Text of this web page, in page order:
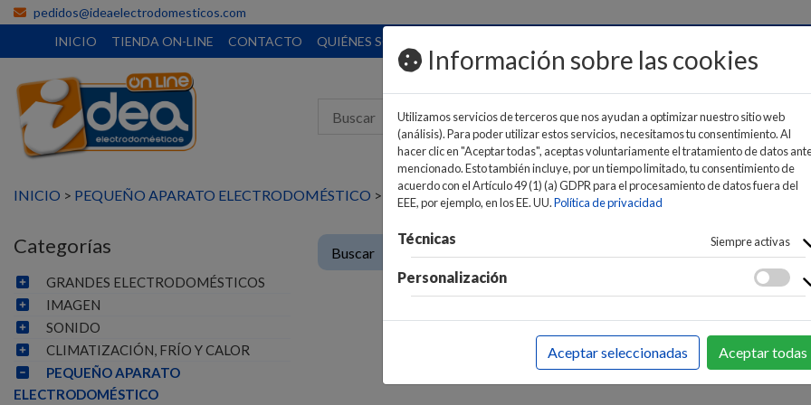
pedidos@ideaelectrodomesticos.com
INICIO
TIENDA ON-LINE CONTACTO QUIÉNES SOMOS
INICIO > PEQUEÑO APARATO ELECTRODOMÉSTICO > PAE PARA LA ROPA >PLANCHA DE VAPOR
Categorías
GRANDES ELECTRODOMÉSTICOS
IMAGEN
SONIDO
CLIMATIZACIÓN, FRÍO Y CALOR
PEQUEÑO APARATO
ELECTRODOMÉSTICO
No se ha encontrado
Información sobre las cookies
Utilizamos servicios de terceros que nos ayudan a optimizar nuestro sitio web
(análisis). Para poder utilizar estos servicios, necesitamos tu consentimiento. Al
hacer clic en "Aceptar todas", aceptas voluntariamente el tratamiento de datos
mencionado. Esto también incluye, por un tiempo limitado, tu consentimiento de
acuerdo con el Artículo 49 (1) (a) GDPR para el procesamiento de datos fuera del
EEE, por ejemplo, en los EE. UU.Política de privacidad
Técnicas Siempre activas
Personalización
Aceptar seleccionadas Aceptar todas